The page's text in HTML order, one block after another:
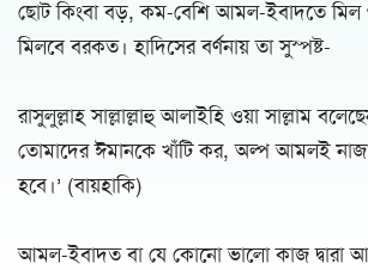
ছোট কিংবা বড়, কম-বেশি আমল-ইবাদতে
মিলবে বরকত। হাদিসের বর্ণনায় তা সুস্পষ্ট-
রাসুলুল্লাহ সাল্লাল্লাহু আলাইহি ওয়া সাল্লাম
তোমাদের ঈমানকে খাঁটি কর, অল্প আমলই
হবে।’ (বায়হাকি)
আমল-ইবাদত বা যে কোনো ভালো কাজ দ্বারা